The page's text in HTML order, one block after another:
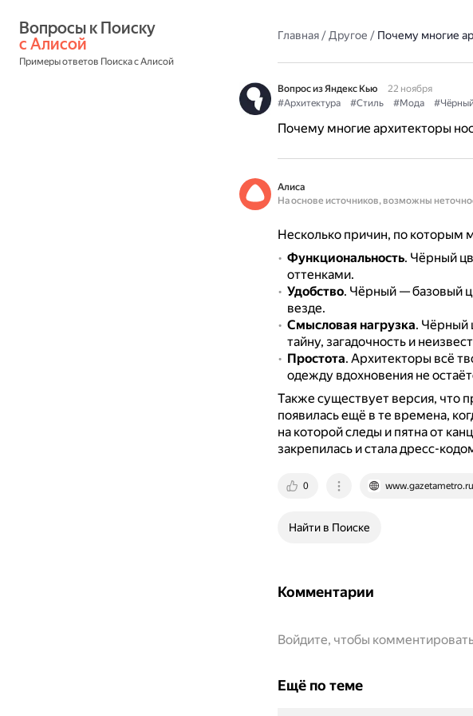
с Алисой
Примеры ответов Поиска с Алисой
Главная/Другое / Почему многие
Вопрос из Яндекс Кью
22 ноября
#Архитектура
#Стиль #Мода
Почему многие архитекторы
Алиса
На основе источников, возможны
Несколько причин, по которым
Функциональность. Чёрный
оттенками.
Удобство. Чёрный — базовый
везде.
Смысловая нагрузка. Чёрный
тайну, загадочность и
Простота. Архитекторы всё
одежду вдохновения не
Также существует версия, что
появилась ещё в те времена,
на которой следы и пятна от
закрепилась и стала дресс-
0 www.gazetametro.ru
Найти в Поиске
Комментарии
Войдите, чтобы
Ещё по теме